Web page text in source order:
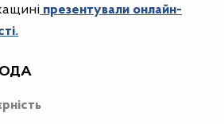
презентували онлайн-
ОДА